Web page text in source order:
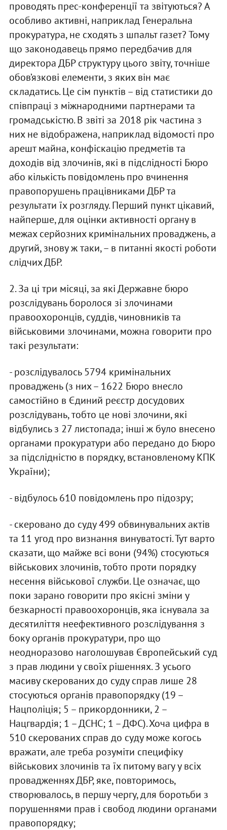
проводять прес-конференції та звітуються? А
особливо активні, наприклад Генеральна
прокуратура, не сходять з шпальт газет? Тому
що законодавець прямо передбачив для
директора ДБР структуру цього звіту, точніше
обов’язкові елементи, з яких він має
складатись. Це сім пунктів – від статистики до
співпраці з міжнародними партнерами та
громадськістю. В звіті за 2018 рік частина з
них не відображена, наприклад відомості про
арешт майна, конфіскацію предметів та
доходів від злочинів, які в підслідності Бюро
або кількість повідомлень про вчинення
правопорушень працівниками ДБР та
результати їх розгляду. Перший пункт цікавий,
найперше, для оцінки активності органу в
межах серйозних кримінальних проваджень, а
другий, знову ж таки, – в питанні якості роботи
слідчих ДБР.
2. За ці три місяці, за які Державне бюро
розслідувань боролося зі злочинами
правоохоронців, суддів, чиновників та
військовими злочинами, можна говорити про
такі результати:
- розслідувалось 5794 кримінальних
проваджень (з них – 1622 Бюро внесло
самостійно в Єдиний реєстр досудових
розслідувань, тобто це нові злочини, які
відбулись з 27 листопада; інші ж було внесено
органами прокуратури або передано до Бюро
за підслідністю в порядку, встановленому КПК
України);
- відбулось 610 повідомлень про підозру;
- скеровано до суду 499 обвинувальних актів
та 11 угод про визнання винуватості. Тут варто
сказати, що майже всі вони (94%) стосуються
військових злочинів, тобто проти порядку
несення військової служби. Це означає, що
поки зарано говорити про якісні зміни у
безкарності правоохоронців, яка існувала за
десятиліття неефективного розслідування з
боку органів прокуратури, про що
неодноразово наголошував Європейський суд
з прав людини у своїх рішеннях. З усього
масиву скерованих до суду справ лише 28
стосуються органів правопорядку (19 –
Нацполіція; 5 – прикордонники, 2 –
Нацгвардія; 1 – ДСНС; 1 – ДФС). Хоча цифра в
510 скерованих справ до суду може когось
вражати, але треба розуміти специфіку
військових злочинів та їх питому вагу у всіх
провадженнях ДБР, яке, повторимось,
створювалось, в першу чергу, для боротьби з
порушеннями прав і свобод людини органами
правопорядку;